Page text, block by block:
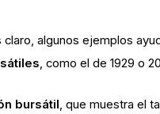
claro, algunos ejemplos
, como el de 1929 o
bursátil, que muestra el